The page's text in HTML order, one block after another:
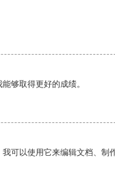
够取得更好的成绩。
可以使用它来编辑文档、制